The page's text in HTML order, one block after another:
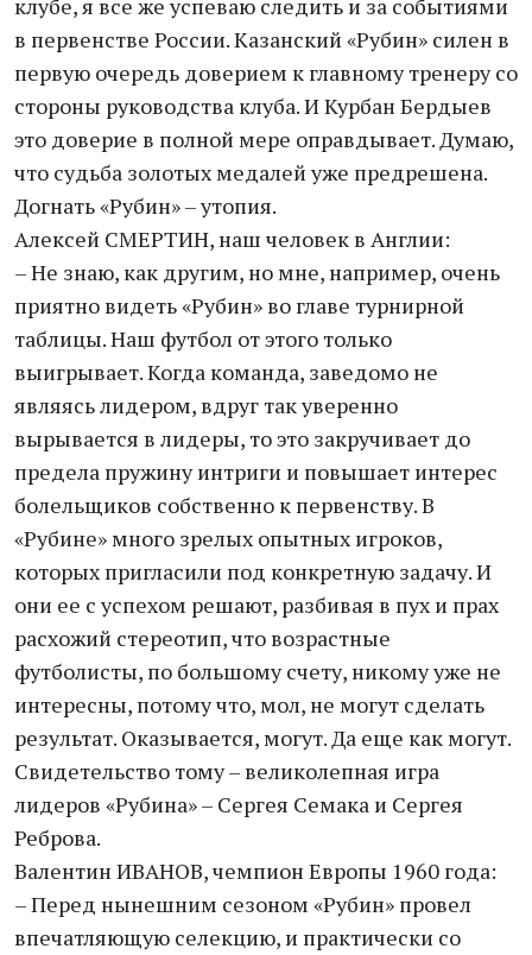
клубе, я все же успеваю следить и за событиями
в первенстве России. Казанский «Рубин» силен в
первую очередь доверием к главному тренеру со
стороны руководства клуба. И Курбан Бердыев
это доверие в полной мере оправдывает. Думаю,
что судьба золотых медалей уже предрешена.
Догнать «Рубин» – утопия.
Алексей СМЕРТИН, наш человек в Англии:
– Не знаю, как другим, но мне, например, очень
приятно видеть «Рубин» во главе турнирной
таблицы. Наш футбол от этого только
выигрывает. Когда команда, заведомо не
являясь лидером, вдруг так уверенно
вырывается в лидеры, то это закручивает до
предела пружину интриги и повышает интерес
болельщиков собственно к первенству. В
«Рубине» много зрелых опытных игроков,
которых пригласили под конкретную задачу. И
они ее с успехом решают, разбивая в пух и прах
расхожий стереотип, что возрастные
футболисты, по большому счету, никому уже не
интересны, потому что, мол, не могут сделать
результат. Оказывается, могут. Да еще как могут.
Свидетельство тому – великолепная игра
лидеров «Рубина» – Сергея Семака и Сергея
Реброва.
Валентин ИВАНОВ, чемпион Европы 1960 года:
– Перед нынешним сезоном «Рубин» провел
впечатляющую селекцию, и практически со